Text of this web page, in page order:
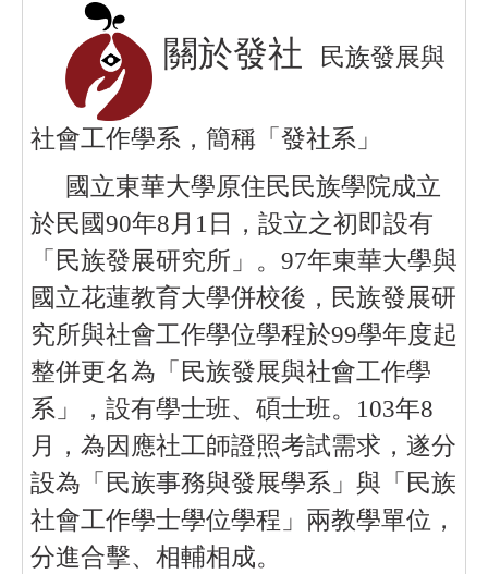
關於發社 民族發展與
社會工作學系，簡稱「發社系」
國立東華大學原住民民族學院成立
於民國90年8月1日，設立之初即設有
「民族發展研究所」。97年東華大學與
國立花蓮教育大學併校後，民族發展研
究所與社會工作學位學程於99學年度起
整併更名為「民族發展與社會工作學
系」，設有學士班、碩士班。103年8
月，為因應社工師證照考試需求，遂分
設為「民族事務與發展學系」與「民族
社會工作學士學位學程」兩教學單位，
分進合擊、相輔相成。